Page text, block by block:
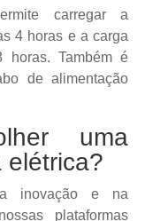
carregar a
4 horas e a carga
horas. Também é
de alimentação
uma
elétrica?
inovação e na
plataformas